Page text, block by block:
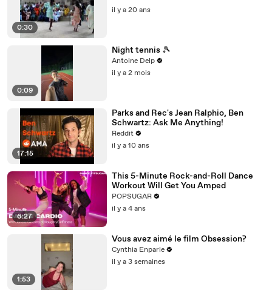
0:30
il y a 20 ans
0:09
Night tennis 🎾
Antoine Delp
il y a 2 mois
17:15
Parks and Rec's Jean Ralphio, Ben
Schwartz: Ask Me Anything!
Reddit
il y a 10 ans
6:27
This 5-Minute Rock-and-Roll Dance
Workout Will Get You Amped
POPSUGAR
il y a 4 ans
1:53
Vous avez aimé le film Obsession?
Cynthia Enparle
il y a 3 semaines